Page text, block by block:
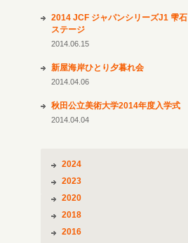
2014 JCF ジャパンシリーズJ1 雫石
ステージ
2014.06.15
新屋海岸ひとり夕暮れ会
2014.04.06
秋田公立美術大学2014年度入学式
2014.04.04
2024
2023
2020
2018
2016